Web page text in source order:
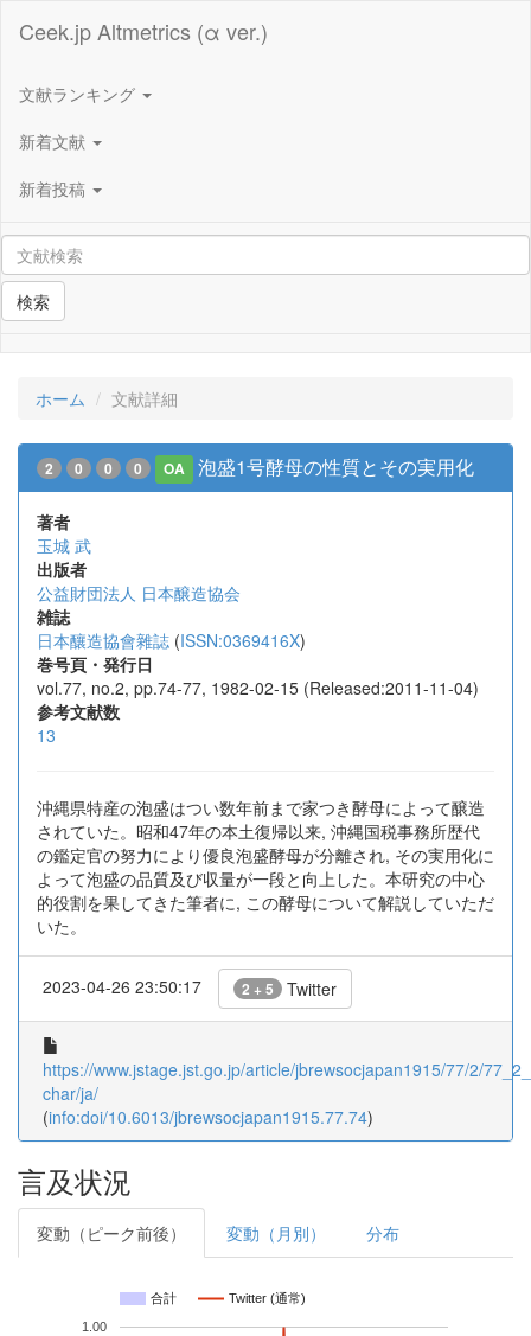
Ceek.jp Altmetrics (α ver.)
文献ランキング
新着文献
新着投稿
検索
ホーム 文献詳細
2 0 0 0 OA 泡盛1号酵母の性質とその実用化
著者
玉城 武
出版者
公益財団法人 日本醸造協会
雑誌
日本釀造協會雜誌 (ISSN:0369416X)
巻号頁・発行日
vol.77, no.2, pp.74-77, 1982-02-15 (Released:2011-11-04)
参考文献数
13
沖縄県特産の泡盛はつい数年前まで家つき酵母によって醸造
されていた。昭和47年の本土復帰以来, 沖縄国税事務所歴代
の鑑定官の努力により優良泡盛酵母が分離され, その実用化に
よって泡盛の品質及び収量が一段と向上した。本研究の中心
的役割を果してきた筆者に, この酵母について解説していただ
いた。
2023-04-26 23:50:17 2 + 5 Twitter
https://www.jstage.jst.go.jp/article/jbrewsocjapan1915/77/2/
char/ja/
(info:doi/10.6013/jbrewsocjapan1915.77.74)
言及状況
変動（ピーク前後） 変動（月別） 分布
合計 Twitter (通常)
1.00